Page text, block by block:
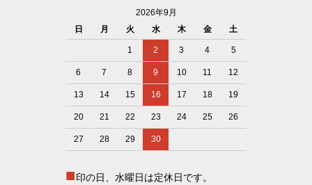
2026年9月
日
月 火 水 木 金 土
1 2 3 4 5
6 7 8 9 10 11 12
13 14 15 16 17 18 19
20 21 22 23 24 25 26
27 28 29 30
■印の日、水曜日は定休日です。